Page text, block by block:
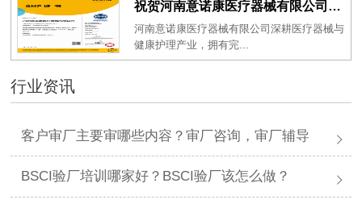
祝贺河南意诺康医疗器械有限公司2026年一次性成功通过GMP认证
河南意诺康医疗器械有限公司深耕医疗器械与
健康护理产业，拥有完...
行业资讯
客户审厂主要审哪些内容？审厂咨询，审厂辅导
BSCI验厂培训哪家好？BSCI验厂该怎么做？